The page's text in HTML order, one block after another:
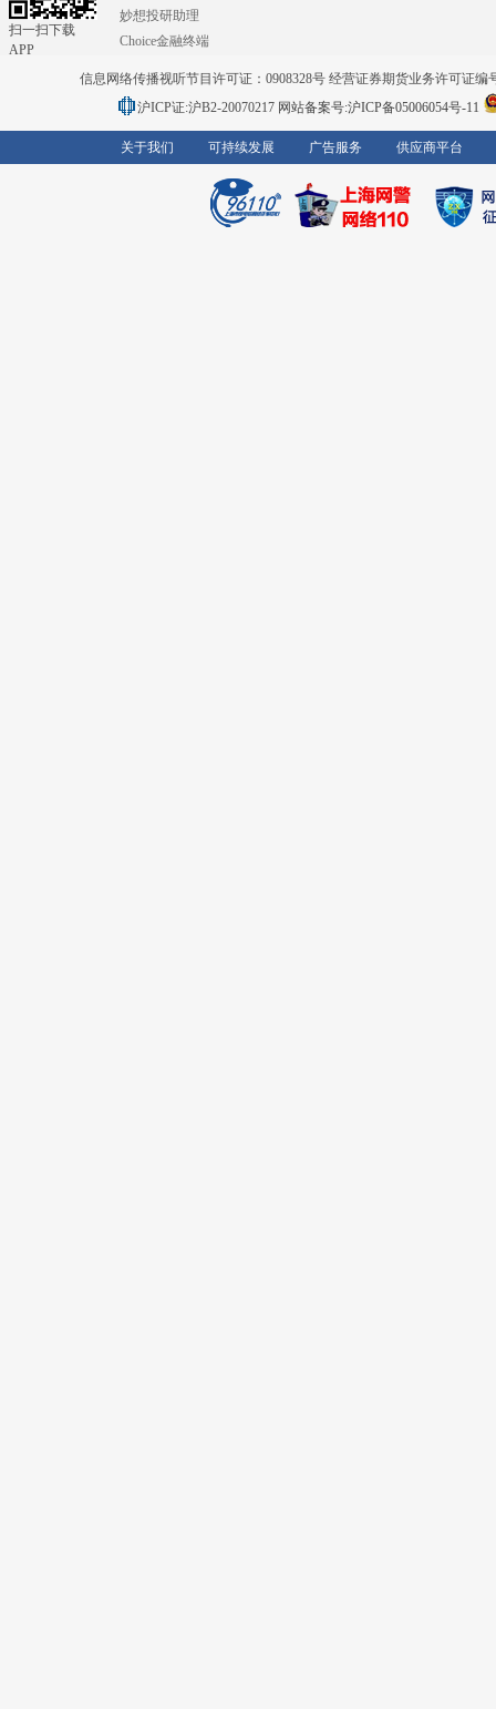
扫一扫下载
APP
妙想投研助理
Choice金融终端
信息网络传播视听节目许可证：0908328号 经营证券期货业务许可证编
沪ICP证:沪B2-20070217 网站备案号:沪ICP备05006054号-11
关于我们 可持续发展 广告服务 供应商平台